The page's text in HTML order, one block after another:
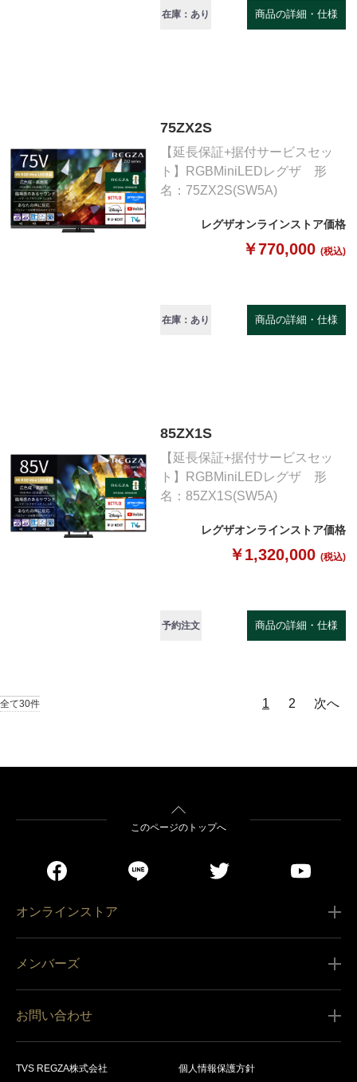
在庫：あり 商品の詳細・仕様
75ZX2S
【延長保証+据付サービスセッ
ト】RGBMiniLEDレグザ 形
名：75ZX2S(SW5A)
レグザオンラインストア価格
￥770,000 (税込)
在庫：あり 商品の詳細・仕様
85ZX1S
【延長保証+据付サービスセッ
ト】RGBMiniLEDレグザ 形
名：85ZX1S(SW5A)
レグザオンラインストア価格
￥1,320,000 (税込)
予約注文 商品の詳細・仕様
全て30件 1 2 次へ
このページのトップへ
オンラインストア
営業日カレンダー
メンバーズ
会員規約
お問い合わせ
TVS REGZA株式会社 個人情報保護方針